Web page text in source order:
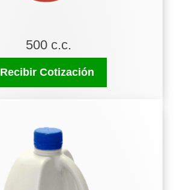
500 c.c.
Recibir Cotización